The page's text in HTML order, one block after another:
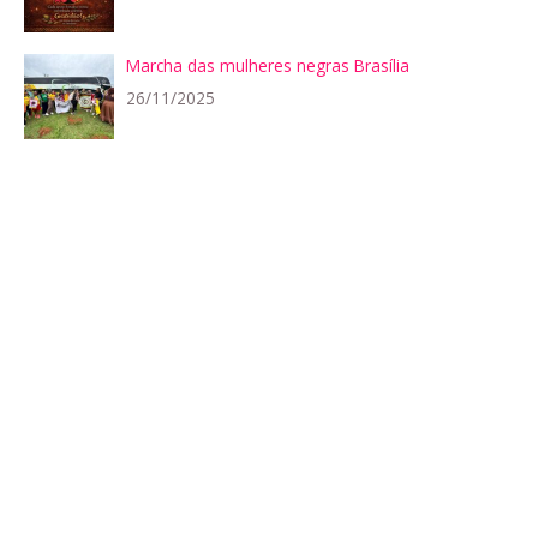
Marcha das mulheres negras Brasília
26/11/2025